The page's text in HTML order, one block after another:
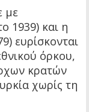
με
1939) και η
ευρίσκονται
όρκου,
κρατών
χωρίς τη